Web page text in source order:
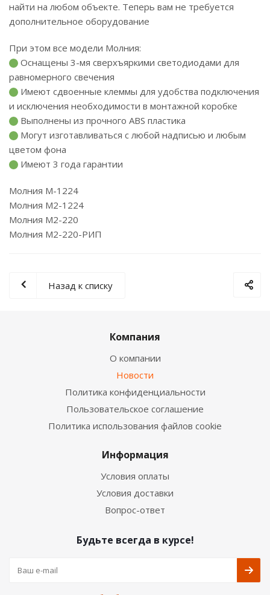
найти на любом объекте. Теперь вам не требуется
дополнительное оборудование
При этом все модели Молния:
Оснащены 3-мя сверхъяркими светодиодами для
равномерного свечения
Имеют сдвоенные клеммы для удобства подключения
и исключения необходимости в монтажной коробке
Выполнены из прочного ABS пластика
Могут изготавливаться с любой надписью и любым
цветом фона
Имеют 3 года гарантии
Молния М-1224
Молния М2-1224
Молния М2-220
Молния М2-220-РИП
Назад к списку
Компания
О компании
Новости
Политика конфиденциальности
Пользовательское соглашение
Политика использования файлов cookie
Информация
Условия оплаты
Условия доставки
Вопрос-ответ
Будьте всегда в курсе!